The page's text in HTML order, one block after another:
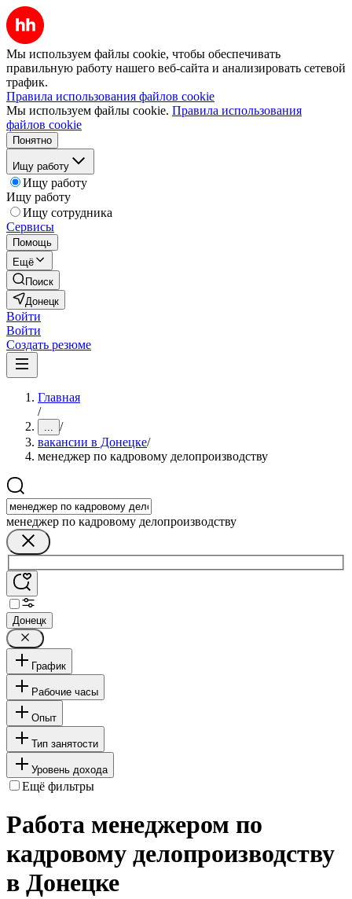
Мы используем файлы cookie, чтобы обеспечивать
правильную работу нашего веб-сайта и анализировать сетевой
трафик.
Правила использования файлов cookie
Мы используем файлы cookie. Правила использования
файлов cookie
Понятно
Ищу работу
Ищу работу
Ищу работу
Ищу сотрудника
Сервисы
Помощь
Ещё
Поиск
Донецк
Войти
Войти
Создать резюме
Главная
/
... /
вакансии в Донецке/
менеджер по кадровому делопроизводству
менеджер по кадровому делопроизводству
Донецк
График
Рабочие часы
Опыт
Тип занятости
Уровень дохода
Ещё фильтры
Работа менеджером по
кадровому делопроизводству
в Донецке